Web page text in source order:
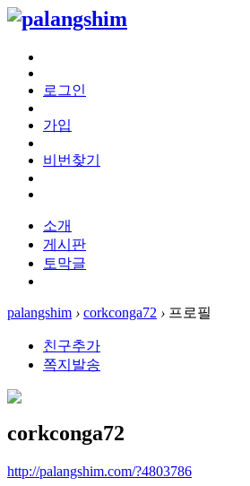
로그인
가입
비번찾기
소개
게시판
토막글
palangshim › corkconga72 › 프로필
친구추가
쪽지발송
corkconga72
http://palangshim.com/?4803786